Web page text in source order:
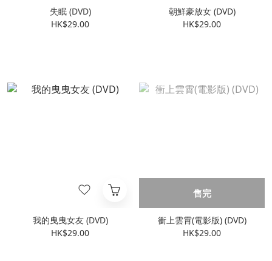
失眠 (DVD)
HK$29.00
朝鮮豪放女 (DVD)
HK$29.00
我的曳曳女友 (DVD)
HK$29.00
售完
衝上雲霄(電影版) (DVD)
HK$29.00